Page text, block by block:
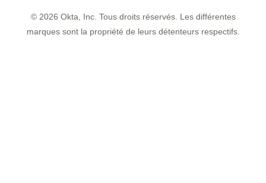
© 2026 Okta, Inc. Tous droits réservés. Les différentes
marques sont la propriété de leurs détenteurs respectifs.